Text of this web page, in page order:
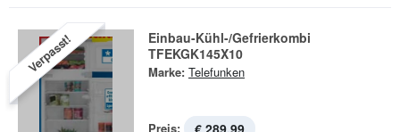
Verpasst!
Einbau-Kühl-/Gefrierkombi
TFEKGK145X10
Marke: Telefunken
Preis: € 289,99